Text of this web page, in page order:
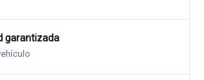
garantizada